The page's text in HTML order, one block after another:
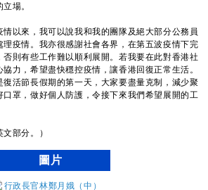
場。
來，我可以說我和我的團隊及絕大部分公務員
疫情。我亦很感謝社會各界，在第五波疫情下完
則有些工作難以順利展開。若我要在此對香港社
力，希望盡快穩控疫情，讓香港回復正常生活。
活節長假期的第一天，大家要盡量克制，減少聚
罩，做好個人防護，令接下來我們希望展開的工
部分。）
圖片